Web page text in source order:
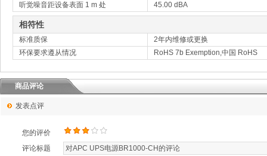
听觉噪音距设备表面 1 m 处
45.00 dBA
相符性
标准质保
2年内维修或更换
环保要求遵从情况
RoHS 7b Exemption,中国 RoHS
商品评论
发表点评
您的评价
评论标题